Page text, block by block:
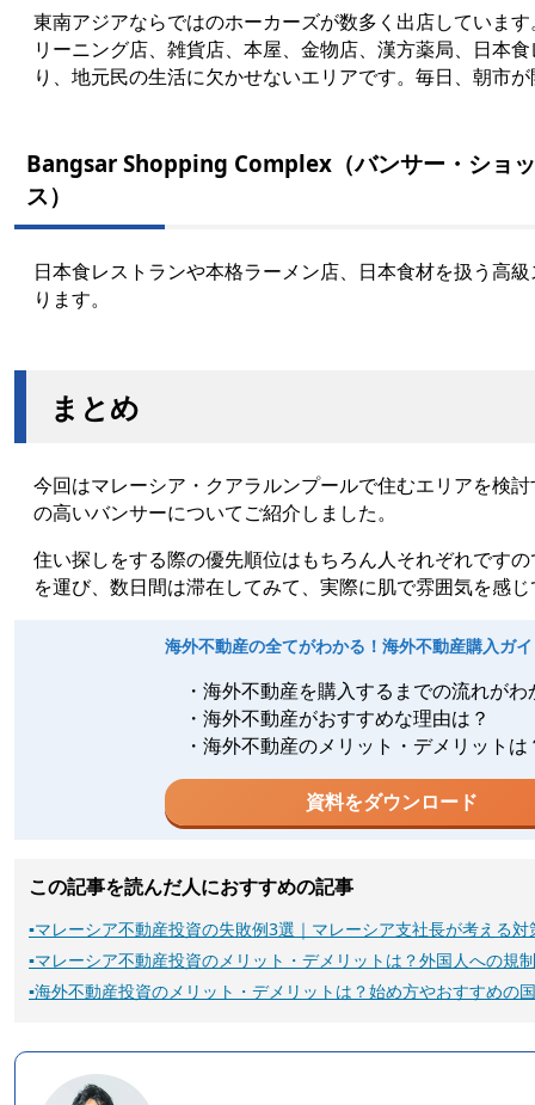
東南アジアならではのホーカーズが数多く出店していま
リーニング店、雑貨店、本屋、金物店、漢方薬局、日本
り、地元民の生活に欠かせないエリアです。毎日、朝市
Bangsar Shopping Complex（バンサー・ショ
ス）
日本食レストランや本格ラーメン店、日本食材を扱う高
ります。
まとめ
今回はマレーシア・クアラルンプールで住むエリアを検
の高いバンサーについてご紹介しました。
住い探しをする際の優先順位はもちろん人それぞれです
を運び、数日間は滞在してみて、実際に肌で雰囲気を感
海外不動産の全てがわかる！海外不動産購入ガ
・海外不動産を購入するまでの流れがわ
・海外不動産がおすすめな理由は？
・海外不動産のメリット・デメリットは
資料をダウンロード
この記事を読んだ人におすすめの記事
▪マレーシア不動産投資の失敗例3選｜マレーシア支社長が考える対
▪マレーシア不動産投資のメリット・デメリットは？外国人への規
▪海外不動産投資のメリット・デメリットは？始め方やおすすめの